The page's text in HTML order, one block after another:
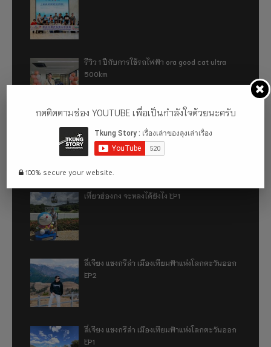
รีวิว 1 ปีกับการใช้รถไฟฟ้า ora good cat ultra
500km
เที่ยวฮ่องกง จะหลงได้ยังไง EP2
เที่ยวฮ่องกง จะหลงได้ยังไง EP1
ลี่เจียง แชงกรีล่า เมืองเทียมฟ้าแห่งโลกตะวันออก
EP2
ลี่เจียง แชงกรีล่า เมืองเทียมฟ้าแห่งโลกตะวันออก
EP1
กดติดตามช่อง YOUTUBE เพื่อเป็นกำลังใจด้วยนะครับ
100% secure your website.